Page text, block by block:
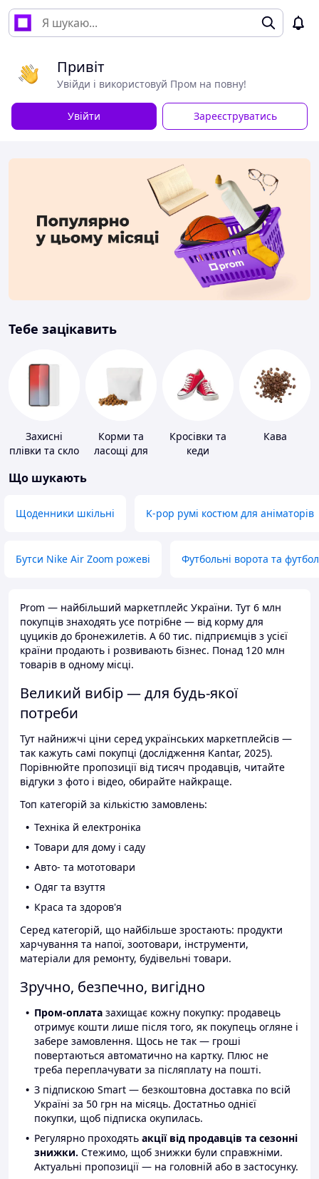
Привіт
Увійди і використовуй Пром на повну!
Увійти Зареєструватись
Тебе зацікавить
Захисні
плівки та скло
портативних
Корми та
ласощі для
Кросівки та
кеди
Кава
Що шукають
Щоденники шкільні K-pop румі костюм для аніматорів
Бутси Nike Air Zoom рожеві Футбольні ворота та
Prom — найбільший маркетплейс України. Тут 6 млн
покупців знаходять усе потрібне — від корму для
цуциків до бронежилетів. А 60 тис. підприємців з усієї
країни продають і розвивають бізнес. Понад 120 млн
товарів в одному місці.
Великий вибір — для будь-якої
потреби
Тут найнижчі ціни серед українських маркетплейсів —
так кажуть самі покупці (дослідження Kantar, 2025).
Порівнюйте пропозиції від тисяч продавців, читайте
відгуки з фото і відео, обирайте найкраще.
Топ категорій за кількістю замовлень:
Техніка й електроніка
Товари для дому і саду
Авто- та мототовари
Одяг та взуття
Краса та здоров'я
Серед категорій, що найбільше зростають: продукти
харчування та напої, зоотовари, інструменти,
матеріали для ремонту, будівельні товари.
Зручно, безпечно, вигідно
Пром-оплата захищає кожну покупку: продавець
отримує кошти лише після того, як покупець огляне і
забере замовлення. Щось не так — гроші
повертаються автоматично на картку. Плюс не
треба переплачувати за післяплату на пошті.
З підпискою Smart — безкоштовна доставка по всій
Україні за 50 грн на місяць. Достатньо однієї
покупки, щоб підписка окупилась.
Регулярно проходять акції від продавців та сезонні
знижки. Стежимо, щоб знижки були справжніми.
Актуальні пропозиції — на головній або в застосунку.